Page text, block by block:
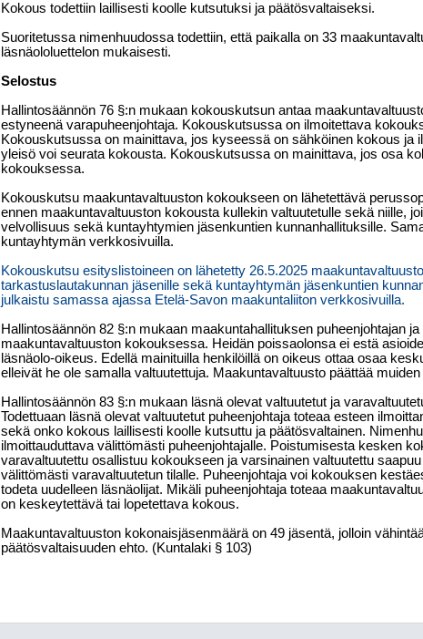
Kokous todettiin laillisesti koolle kutsutuksi ja päätösvaltaiseksi.
Suoritetussa nimenhuudossa todettiin, että paikalla on 33
läsnäololuettelon mukaisesti.
Selostus
Hallintosäännön 76 §:n mukaan kokouskutsun antaa
estyneenä varapuheenjohtaja. Kokouskutsussa on ilmoitettava
Kokouskutsussa on mainittava, jos kyseessä on sähköinen kokous ja
yleisö voi seurata kokousta. Kokouskutsussa on mainittava, jos osa
kokouksessa.
Kokouskutsu maakuntavaltuuston kokoukseen on lähetettävä
ennen maakuntavaltuuston kokousta kullekin valtuutetulle sekä niille,
velvollisuus sekä kuntayhtymien jäsenkuntien kunnanhallituksille.
kuntayhtymän verkkosivuilla.
Kokouskutsu esityslistoineen on lähetetty 26.5.2025
tarkastuslautakunnan jäsenille sekä kuntayhtymän jäsenkuntien
julkaistu samassa ajassa Etelä-Savon maakuntaliiton verkkosivuilla.
Hallintosäännön 82 §:n mukaan maakuntahallituksen puheenjohtajan
maakuntavaltuuston kokouksessa. Heidän poissaolonsa ei estä
läsnäolo-oikeus. Edellä mainituilla henkilöillä on oikeus ottaa osaa
elleivät he ole samalla valtuutettuja. Maakuntavaltuusto päättää
Hallintosäännön 83 §:n mukaan läsnä olevat valtuutetut ja
Todettuaan läsnä olevat valtuutetut puheenjohtaja toteaa esteen
sekä onko kokous laillisesti koolle kutsuttu ja päätösvaltainen.
ilmoittauduttava välittömästi puheenjohtajalle. Poistumisesta kesken
varavaltuutettu osallistuu kokoukseen ja varsinainen valtuutettu
välittömästi varavaltuutetun tilalle. Puheenjohtaja voi kokouksen
todeta uudelleen läsnäolijat. Mikäli puheenjohtaja toteaa
on keskeytettävä tai lopetettava kokous.
Maakuntavaltuuston kokonaisjäsenmäärä on 49 jäsentä, jolloin
päätösvaltaisuuden ehto. (Kuntalaki § 103)